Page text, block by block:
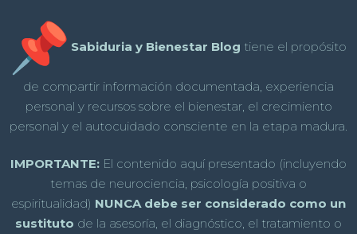
Sabiduria y Bienestar Blog tiene el propósito
de compartir información documentada, experiencia
personal y recursos sobre el bienestar, el crecimiento
personal y el autocuidado consciente en la etapa madura.
IMPORTANTE: El contenido aquí presentado (incluyendo
temas de neurociencia, psicología positiva o
espiritualidad) NUNCA debe ser considerado como un
sustituto de la asesoría, el diagnóstico, el tratamiento o